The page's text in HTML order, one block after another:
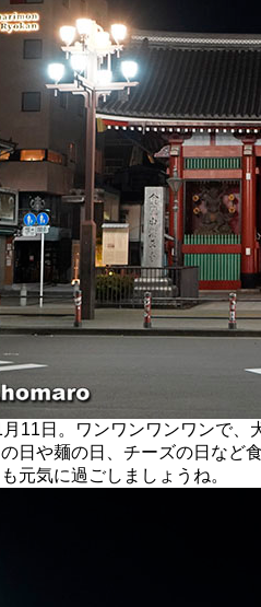
11日。ワンワンワンワンで、
日や麺の日、チーズの日など
元気に過ごしましょうね。